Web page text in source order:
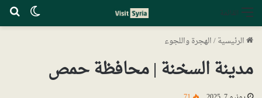
القائمة
الرئيسية/الهجرة واللجوء
مدينة السخنة | محافظة حمص